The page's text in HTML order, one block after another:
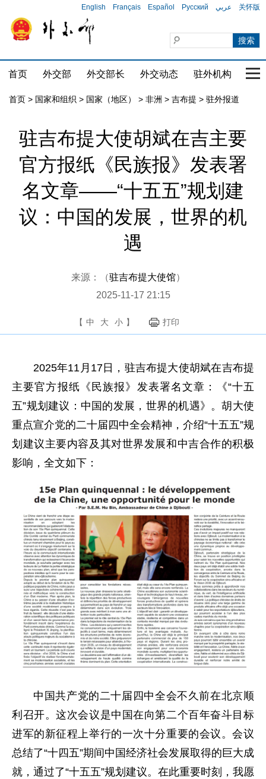
English Français Español Русский عربي 关怀版
首页 外交部 外交部长 外交动态 驻外机构 国
首页 > 国家和组织 > 国家（地区） > 非洲 > 吉布提 > 驻外报道
驻吉布提大使胡斌在吉主要
官方报纸《民族报》发表署
名文章——“十五五”规划建
议：中国的发展，世界的机
遇
来源：（驻吉布提大使馆）
2025-11-17 21:15
【 中 大 小 】 打印
2025年11月17日，驻吉布提大使胡斌在吉布提
主要官方报纸《民族报》发表署名文章：《“十五
五”规划建议：中国的发展，世界的机遇》。胡大使
重点宣介党的二十届四中全会精神，介绍“十五五”规
划建议主要内容及其对世界发展和中吉合作的积极
影响，全文如下：
中国共产党的二十届四中全会不久前在北京顺
利召开。这次会议是中国在向第二个百年奋斗目标
进军的新征程上举行的一次十分重要的会议。会议
总结了“十四五”期间中国经济社会发展取得的巨大成
就，通过了“十五五”规划建议。在此重要时刻，我愿